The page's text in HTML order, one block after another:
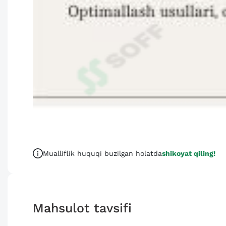
Mualliflik huquqi buzilgan holatdashikoyat qiling!
Mahsulot tavsifi